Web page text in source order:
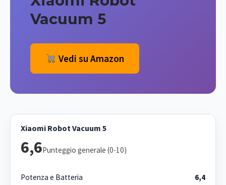
Vacuum 5
Vedi su Amazon
Xiaomi Robot Vacuum 5
6,6Punteggio generale (0-10)
Potenza e Batteria 6,4